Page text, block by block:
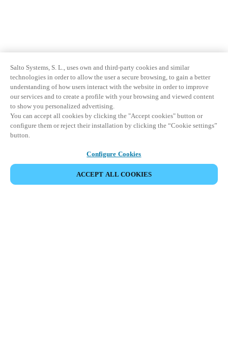
Salto Systems, S. L., uses own and third-party cookies and similar
technologies in order to allow the user a secure browsing, to gain a better
understanding of how users interact with the website in order to improve
our services and to create a profile with your browsing and viewed content
to show you personalized advertising.
You can accept all cookies by clicking the "Accept cookies" button or
configure them or reject their installation by clicking the “Cookie settings”
button.
Configure Cookies
ACCEPT ALL COOKIES